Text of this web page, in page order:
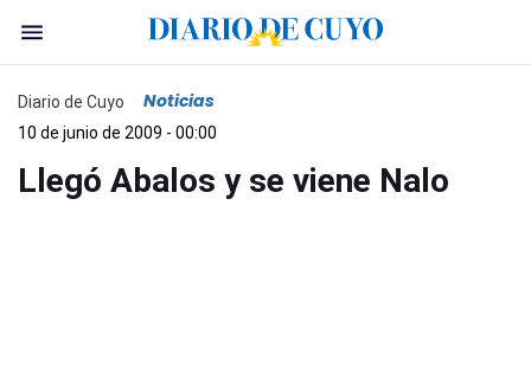
Diario de Cuyo Noticias
10 de junio de 2009 - 00:00
Llegó Abalos y se viene Nalo